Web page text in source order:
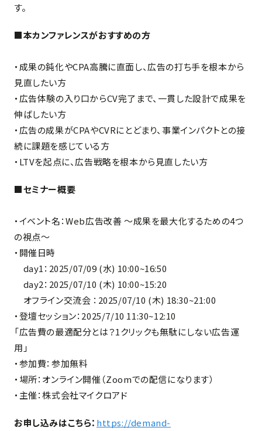
す。
■本カンファレンスがおすすめの方
・成果の鈍化やCPA高騰に直面し、広告の打ち手を根本から
見直したい方
・広告体験の入り口からCV完了まで、一貫した設計で成果を
伸ばしたい方
・広告の成果がCPAやCVRにとどまり、事業インパクトとの接
続に課題を感じている方
・LTVを起点に、広告戦略を根本から見直したい方
■セミナー概要
・イベント名：Web広告改善 〜成果を最大化するための4つ
の視点〜
・開催日時
day1：2025/07/09 (水) 10:00~16:50
day2：2025/07/10 (木) 10:00~15:20
オフライン交流会 ：2025/07/10 (木) 18:30~21:00
・登壇セッション：2025/7/10 11:30~12:10
「広告費の最適配分とは？1クリックも無駄にしない広告運
用」
・参加費：参加無料
・場所：オンライン開催（Zoomでの配信になります）
・主催：株式会社マイクロアド
お申し込みはこちら： https://demand-